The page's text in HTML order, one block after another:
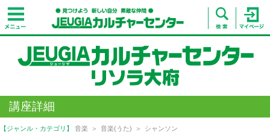
講座詳細
【ジャンル・カテゴリ】 音楽 音楽(うた) シャンソン